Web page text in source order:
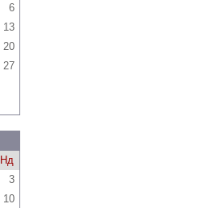
6
13
20
27
Нд
3
10